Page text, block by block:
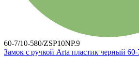
60-7/10-580/ZSP10NP.9
Замок с ручкой Arta пластик черный